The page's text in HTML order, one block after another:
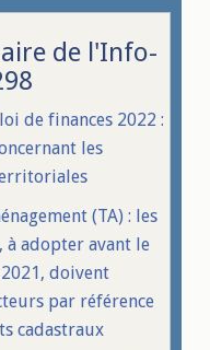
de l'Info-
de finances 2022 :
les
(TA) : les
adopter avant le
doivent
par référence
cadastraux